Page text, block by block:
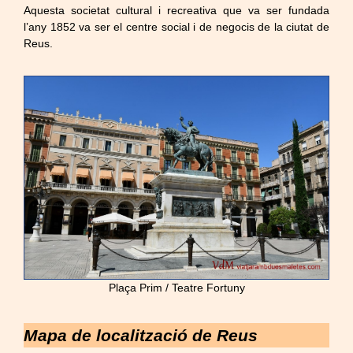
Aquesta societat cultural i recreativa que va ser fundada
l’any 1852 va ser el centre social i de negocis de la ciutat de
Reus.
Plaça Prim / Teatre Fortuny
Mapa de localització de Reus